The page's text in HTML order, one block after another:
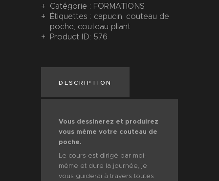
Catégorie : FORMATIONS
Étiquettes : capucin, couteau de
poche, couteau pliant
Product ID: 576
DESCRIPTION
Vous dessinerez et produirez
vous même votre couteau de
poche.
Le cours est dirigé par moi-
même et dure la journée, je
vous guiderai à travers toutes